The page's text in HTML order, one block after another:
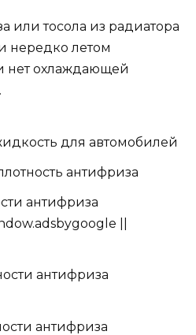
или тосола из радиатора
нередко летом
нет охлаждающей
для автомобилей
антифриза
антифриза
||
антифриза
антифриза